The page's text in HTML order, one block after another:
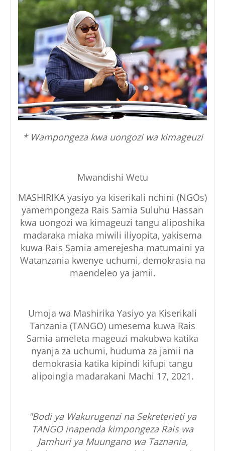
* Wampongeza kwa uongozi wa kimageuzi
Mwandishi Wetu
MASHIRIKA yasiyo ya kiserikali nchini (NGOs)
yamempongeza Rais Samia Suluhu Hassan
kwa uongozi wa kimageuzi tangu aliposhika
madaraka miaka miwili iliyopita, yakisema
kuwa Rais Samia amerejesha matumaini ya
Watanzania kwenye uchumi, demokrasia na
maendeleo ya jamii.
Umoja wa Mashirika Yasiyo ya Kiserikali
Tanzania (TANGO) umesema kuwa Rais
Samia ameleta mageuzi makubwa katika
nyanja za uchumi, huduma za jamii na
demokrasia katika kipindi kifupi tangu
alipoingia madarakani Machi 17, 2021.
"Bodi ya Wakurugenzi na Sekreterieti ya
TANGO inapenda kimpongeza Rais wa
Jamhuri ya Muungano wa Taznania,